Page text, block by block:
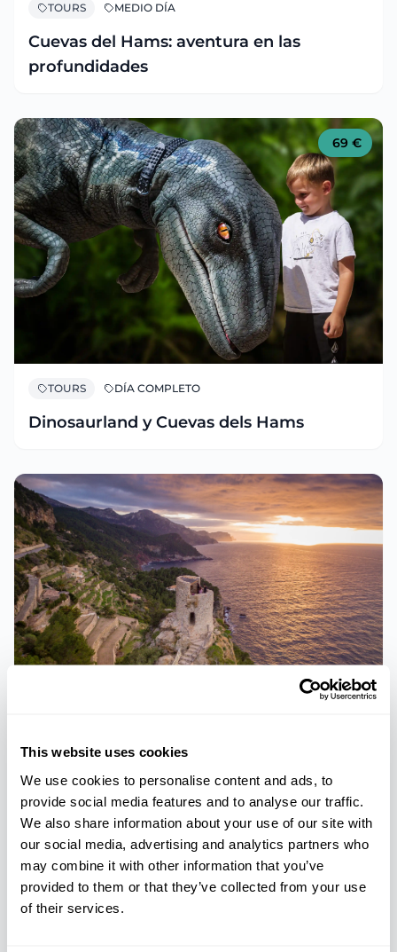
This website uses cookies
We use cookies to personalise content and ads, to
provide social media features and to analyse our traffic.
We also share information about your use of our site with
our social media, advertising and analytics partners who
may combine it with other information that you’ve
provided to them or that they’ve collected from your use
of their services.
TOURS MEDIO DÍA
Cuevas del Hams: aventura en las
profundidades
69 €
TOURS DÍA COMPLETO
Dinosaurland y Cuevas dels Hams
TOURS GRUPOS REDUCIDOS
Tesoros desconocidos de la Tramuntana